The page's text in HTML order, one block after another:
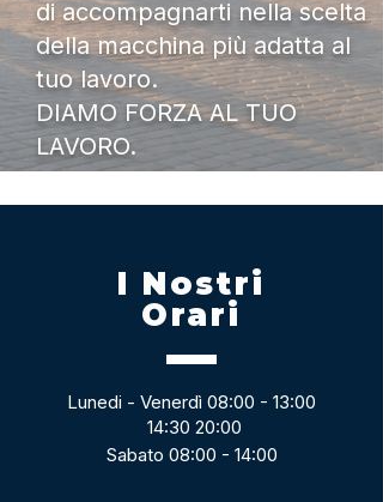
di accompagnarti nella scelta
della macchina più adatta al
tuo lavoro.
DIAMO FORZA AL TUO
LAVORO.
I Nostri
Orari
Lunedi - Venerdì 08:00 - 13:00
14:30 20:00
Sabato 08:00 - 14:00